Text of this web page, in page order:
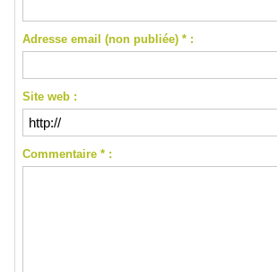
Adresse email (non publiée) * :
Site web :
Commentaire * :